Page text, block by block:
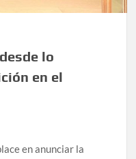
lo
en el
en anunciar la